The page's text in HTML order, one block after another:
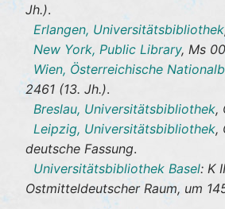
Jh.).
Erlangen, Universitätsbibliothek
New York, Public Library, Ms
Wien, Österreichische
2461 (13. Jh.).
Breslau, Universitätsbibliothek,
Leipzig, Universitätsbibliothek,
deutsche Fassung.
Universitätsbibliothek Basel: K
Ostmitteldeutscher Raum, um